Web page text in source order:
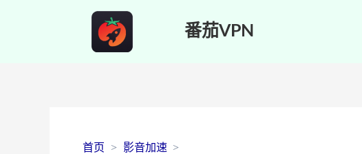
番茄VPN
首页
影音加速